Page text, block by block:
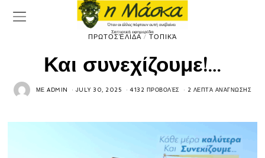
ΠΡΩΤΟΣΈΛΙΔΑ / ΤΟΠΙΚΆ
Και συνεχίζουμε!…
ΜΕADMIN JULY 30, 2025 4132 ΠΡΟΒΟΛΈΣ 2 ΛΕΠΤΆ ΑΝΆΓΝΩΣΗΣ